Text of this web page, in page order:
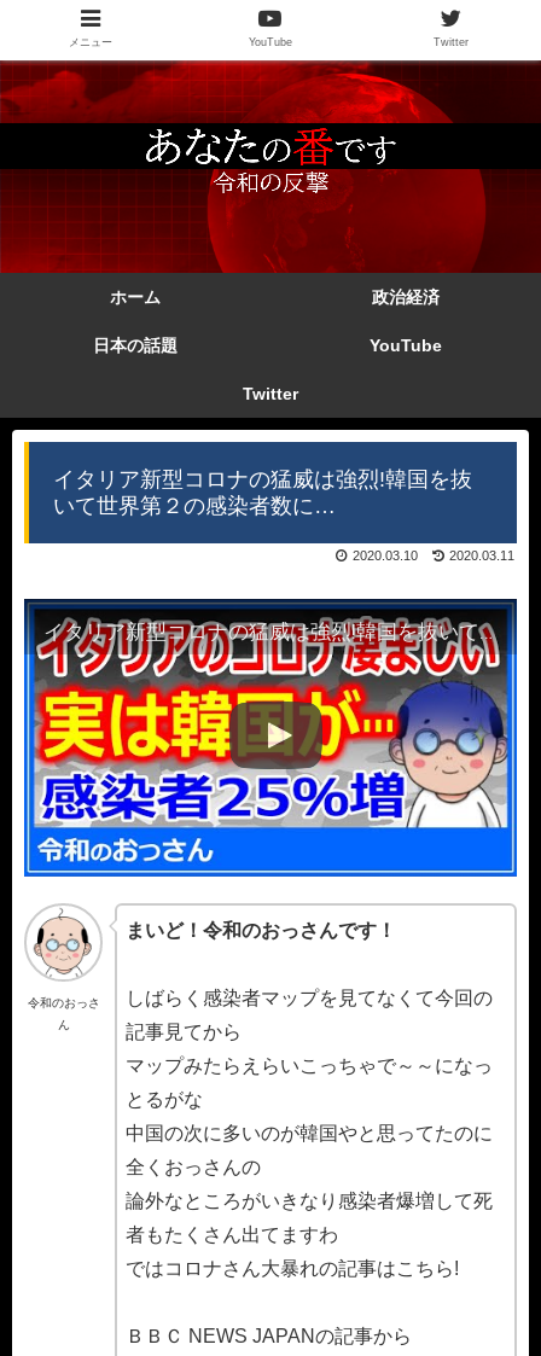
ホーム 政治経済
日本の話題 YouTube
Twitter
イタリア新型コロナの猛威は強烈!韓国を抜
いて世界第２の感染者数に…
2020.03.11
2020.03.10
イタリア新型コロナの猛威は強烈!韓国を抜いて世界第２の感染者数に…
令和のおっさ
ん
まいど！令和のおっさんです！
しばらく感染者マップを見てなくて今回の
記事見てから
マップみたらえらいこっちゃで～～になっ
とるがな
中国の次に多いのが韓国やと思ってたのに
全くおっさんの
論外なところがいきなり感染者爆増して死
者もたくさん出てますわ
ではコロナさん大暴れの記事はこちら!
ＢＢＣ NEWS JAPANの記事から
メニュー YouTube Twitter